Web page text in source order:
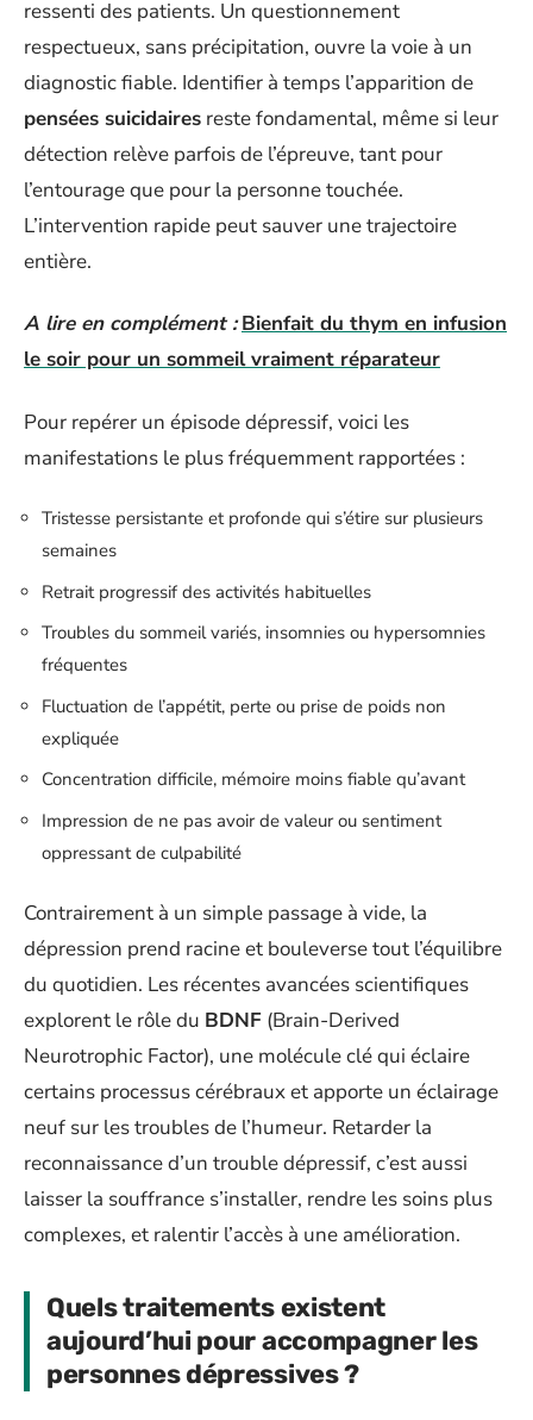
ressenti des patients. Un questionnement
respectueux, sans précipitation, ouvre la voie à un
diagnostic fiable. Identifier à temps l’apparition de
pensées suicidaires reste fondamental, même si leur
détection relève parfois de l’épreuve, tant pour
l’entourage que pour la personne touchée.
L’intervention rapide peut sauver une trajectoire
entière.
A lire en complément : Bienfait du thym en infusion
le soir pour un sommeil vraiment réparateur
Pour repérer un épisode dépressif, voici les
manifestations le plus fréquemment rapportées :
Tristesse persistante et profonde qui s’étire sur plusieurs
semaines
Retrait progressif des activités habituelles
Troubles du sommeil variés, insomnies ou hypersomnies
fréquentes
Fluctuation de l’appétit, perte ou prise de poids non
expliquée
Concentration difficile, mémoire moins fiable qu’avant
Impression de ne pas avoir de valeur ou sentiment
oppressant de culpabilité
Contrairement à un simple passage à vide, la
dépression prend racine et bouleverse tout l’équilibre
du quotidien. Les récentes avancées scientifiques
explorent le rôle du BDNF (Brain-Derived
Neurotrophic Factor), une molécule clé qui éclaire
certains processus cérébraux et apporte un éclairage
neuf sur les troubles de l’humeur. Retarder la
reconnaissance d’un trouble dépressif, c’est aussi
laisser la souffrance s’installer, rendre les soins plus
complexes, et ralentir l’accès à une amélioration.
Quels traitements existent
aujourd’hui pour accompagner les
personnes dépressives ?